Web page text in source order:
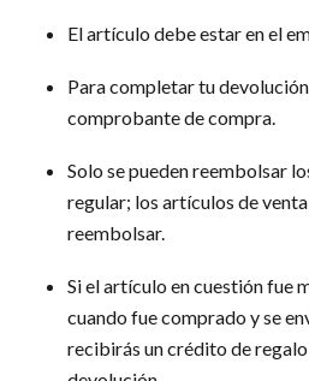
El artículo debe estar en el
Para completar tu
comprobante de compra.
Solo se pueden reembolsar
regular; los artículos de
reembolsar.
Si el artículo en cuestión fue
cuando fue comprado y se
recibirás un crédito de